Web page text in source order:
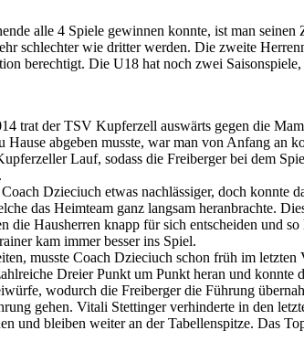
alle 4 Spiele gewinnen konnte, ist man
berechtigt. Die U18 hat noch zwei
trat der TSV Kupferzell auswärts gegen die
abgeben musste, war man von Anfang an
Lauf, sodass die Freiberger bei dem
Dzieciuch etwas nachlässiger, doch
das Heimteam ganz langsam heranbrachte.
die Hausherren knapp für sich entscheiden und
kam immer besser ins Spiel.
musste Coach Dzieciuch schon früh im letzten
Dreier Punkt um Punkt heran und
wodurch die Freiberger die Führung
gehen. Vitali Stettinger verhinderte in den